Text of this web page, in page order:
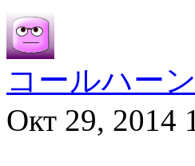
コールハー
Окт 29, 2014